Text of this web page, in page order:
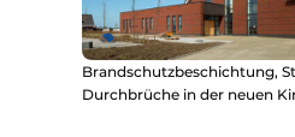
Brandschutzbeschichtung,
Durchbrüche in der neuen